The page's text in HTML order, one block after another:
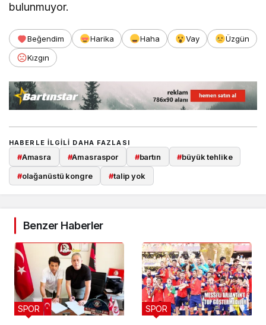
bulunmuyor.
Beğendim Harika Haha Vay
Üzgün
Kızgın
HABERLE ILGILI DAHA FAZLASI
#Amasra #Amasraspor #bartın #büyük tehlike
#olağanüstü kongre #talip yok
Benzer Haberler
SPOR SPOR